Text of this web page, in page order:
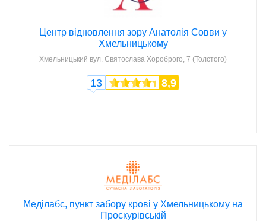
Центр відновлення зору Анатолія Совви у
Хмельницькому
Хмельницький вул. Святослава Хороброго, 7 (Толстого)
13 8,9
Меділабс, пункт забору крові у Хмельницькому на
Проскурівській